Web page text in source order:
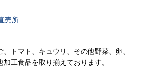
売所
、トマト、キュウリ、その他野菜、卵、
工食品を取り揃えております。